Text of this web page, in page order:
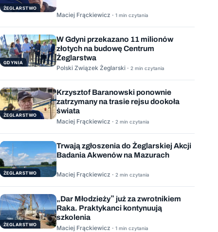
ŻEGLARSTWO
Maciej Frąckiewicz · 1 min czytania
GDYNIA
W Gdyni przekazano 11 milionów
złotych na budowę Centrum
Żeglarstwa
Polski Związek Żeglarski · 2 min czytania
ŻEGLARSTWO
Krzysztof Baranowski ponownie
zatrzymany na trasie rejsu dookoła
świata
Maciej Frąckiewicz · 2 min czytania
ŻEGLARSTWO
Trwają zgłoszenia do Żeglarskiej Akcji
Badania Akwenów na Mazurach
Maciej Frąckiewicz · 2 min czytania
ŻEGLARSTWO
„Dar Młodzieży” już za zwrotnikiem
Raka. Praktykanci kontynuują
szkolenia
Maciej Frąckiewicz · 1 min czytania